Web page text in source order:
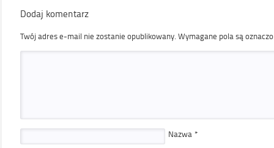
Dodaj komentarz
Twój adres e-mail nie zostanie opublikowany. Wymagane pola są
Nazwa *